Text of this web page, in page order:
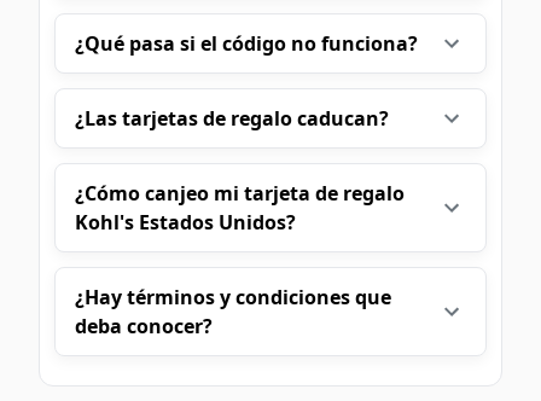
¿Qué pasa si el código no funciona?
¿Las tarjetas de regalo caducan?
¿Cómo canjeo mi tarjeta de regalo
Kohl's Estados Unidos?
¿Hay términos y condiciones que
deba conocer?